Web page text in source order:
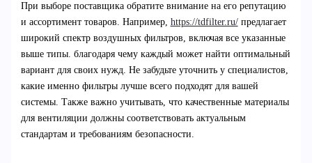
При выборе поставщика обратите внимание на его репутацию
и ассортимент товаров. Например, https://tdfilter.ru/предлагает
широкий спектр воздушных фильтров, включая все указанные
выше типы. благодаря чему каждый может найти оптимальный
вариант для своих нужд. Не забудьте уточнить у специалистов,
какие именно фильтры лучше всего подходят для вашей
системы. Также важно учитывать, что качественные материалы
для вентиляции должны соответствовать актуальным
стандартам и требованиям безопасности.